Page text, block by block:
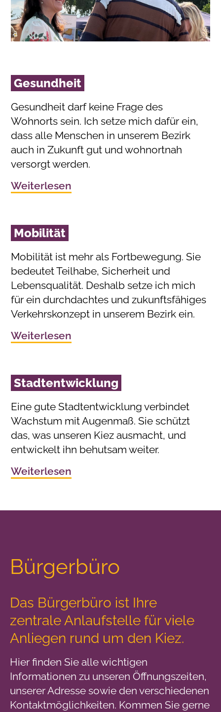
Gesundheit
Gesundheit darf keine Frage des
Wohnorts sein. Ich setze mich dafür ein,
dass alle Menschen in unserem Bezirk
auch in Zukunft gut und wohnortnah
versorgt werden.
Weiterlesen
Mobilität
Mobilität ist mehr als Fortbewegung. Sie
bedeutet Teilhabe, Sicherheit und
Lebensqualität. Deshalb setze ich mich
für ein durchdachtes und zukunftsfähiges
Verkehrskonzept in unserem Bezirk ein.
Weiterlesen
Stadtentwicklung
Eine gute Stadtentwicklung verbindet
Wachstum mit Augenmaß. Sie schützt
das, was unseren Kiez ausmacht, und
entwickelt ihn behutsam weiter.
Weiterlesen
Bürgerbüro
Das Bürgerbüro ist Ihre
zentrale Anlaufstelle für viele
Anliegen rund um den Kiez.
Hier finden Sie alle wichtigen
Informationen zu unseren Öffnungszeiten,
unserer Adresse sowie den verschiedenen
Kontaktmöglichkeiten. Kommen Sie gerne